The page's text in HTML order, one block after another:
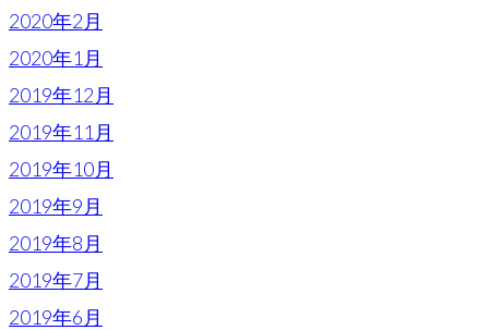
2020年2月
2020年1月
2019年12月
2019年11月
2019年10月
2019年9月
2019年8月
2019年7月
2019年6月